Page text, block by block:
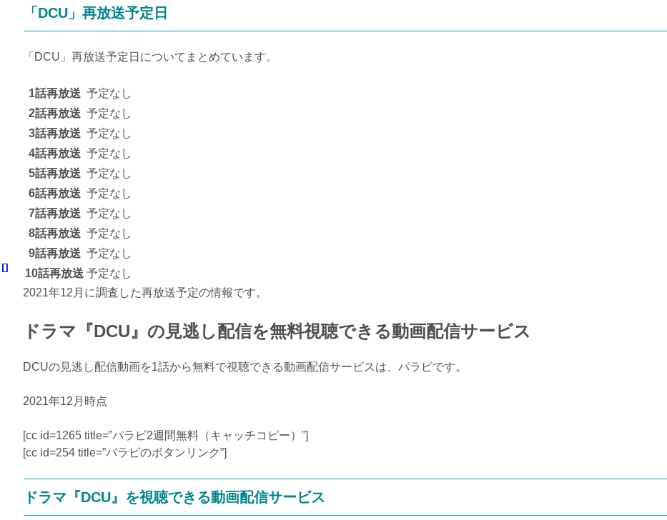
「DCU」再放送予定日
「DCU」再放送予定日についてまとめています。
1話再放送 予定なし
2話再放送 予定なし
3話再放送 予定なし
4話再放送 予定なし
5話再放送 予定なし
6話再放送 予定なし
7話再放送 予定なし
8話再放送 予定なし
9話再放送 予定なし
10話再放送 予定なし
2021年12月に調査した再放送予定の情報です。
ドラマ『DCU』の見逃し配信を無料視聴できる動画配信サービス
DCUの見逃し配信動画を1話から無料で視聴できる動画配信サービスは、パラビです。
2021年12月時点
[cc id=1265 title=”パラビ2週間無料（キャッチコピー）”]
[cc id=254 title=”パラビのボタンリンク”]
ドラマ『DCU』を視聴できる動画配信サービス